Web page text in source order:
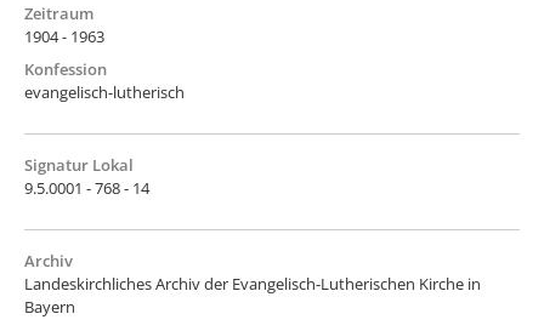
Zeitraum
1904 - 1963
Konfession
evangelisch-lutherisch
Signatur Lokal
9.5.0001 - 768 - 14
Archiv
Landeskirchliches Archiv der Evangelisch-Lutherischen Kirche in
Bayern